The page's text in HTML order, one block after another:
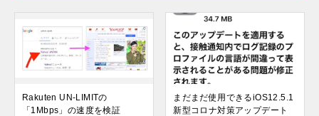
Rakuten UN-LIMITの
「1Mbps」の速度を検証
まだまだ使用できるiOS12.5.1
新型コロナ対策アップデート